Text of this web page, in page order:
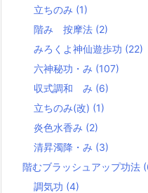
立ちのみ (1)
階み 按摩法 (2)
みろくよ神仙遊歩功 (22)
六神秘功・み (107)
収式調和 み (6)
立ちのみ(改) (1)
炎色水香み (2)
清昇濁降・み (3)
階むブラッシュアップ功法
調気功 (4)